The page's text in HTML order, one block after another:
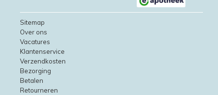
Sitemap
Over ons
Vacatures
Klantenservice
Verzendkosten
Bezorging
Betalen
Retourneren